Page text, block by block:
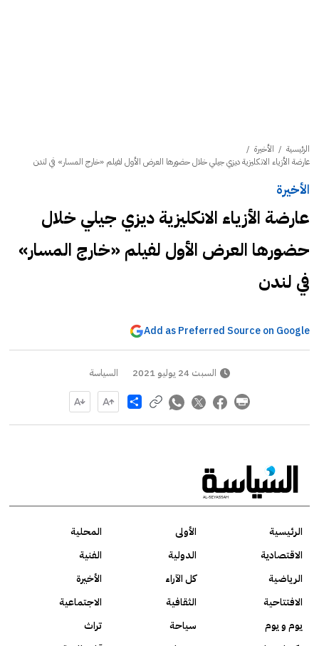
الرئيسية / الأخيرة /
عارضة الأزياء الانكليزية ديزي جيلي خلال حضورها العرض الأول لفيلم «خارج المسار» في لندن
الأخيرة
عارضة الأزياء الانكليزية ديزي جيلي خلال
حضورها العرض الأول لفيلم «خارج المسار»
في لندن
Add as Preferred Source on Google
السبت 24 يوليو 2021 السياسة
Share
الرئيسية الأولى
المحلية
الاقتصادية
الدولية
الفنية
الرياضية
كل الآراء
الأخيرة
الافتتاحية
الثقافية
الاجتماعية
يوم و يوم
سياحة
تراث